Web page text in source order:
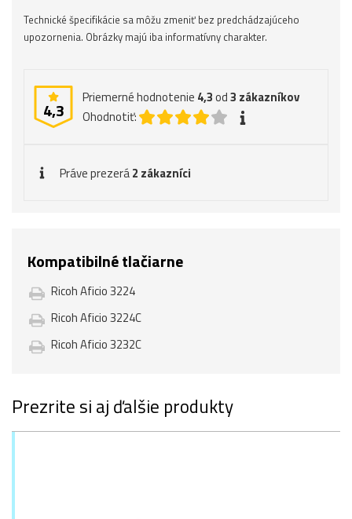
Technické špecifikácie sa môžu zmeniť bez predchádzajúceho
upozornenia. Obrázky majú iba informatívny charakter.
4,3
Priemerné hodnotenie 4,3od3 zákazníkov
Ohodnotiť:
Práve prezerá2 zákazníci
Kompatibilné tlačiarne
Ricoh Aficio 3224
Ricoh Aficio 3224C
Ricoh Aficio 3232C
Prezrite si aj ďalšie produkty